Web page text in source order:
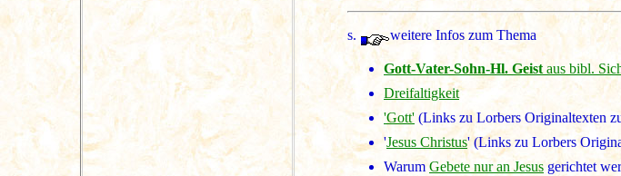
s. weitere Infos zum Thema
Gott-Vater-Sohn-Hl. Geistaus bibl.
Dreifaltigkeit
'Gott' (Links zu Lorbers Originaltexten
'Jesus Christus' (Links zu Lorbers
WarumGebete nur an Jesus gerichtet